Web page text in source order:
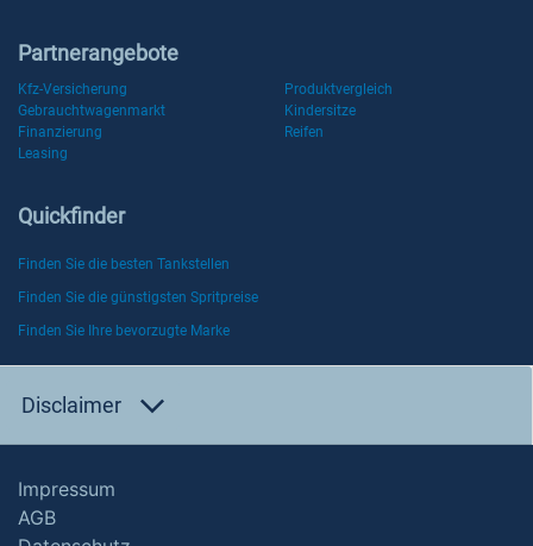
Partnerangebote
Kfz-Versicherung
Produktvergleich
Gebrauchtwagenmarkt
Kindersitze
Finanzierung
Reifen
Leasing
Quickfinder
Finden Sie die besten Tankstellen
Finden Sie die günstigsten Spritpreise
Finden Sie Ihre bevorzugte Marke
Disclaimer
Impressum
AGB